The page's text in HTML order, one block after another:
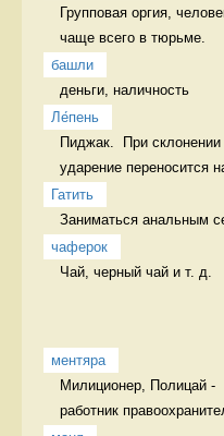
Групповая оргия,
чаще всего в тюрьме.
башли
деньги, наличность
Ле́пень
Пиджак.  При склонении
ударение переносится
Гатить
Заниматься анальным
чаферок
Чай, черный чай и т. д.
ментяра
Милиционер, Полицай -
работник